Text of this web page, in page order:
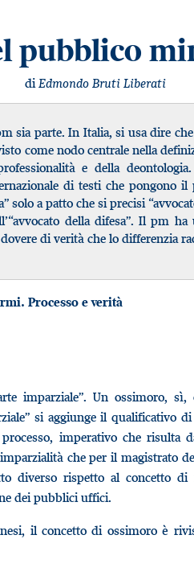
pubblico
diEdmondo Bruti Liberati
sia parte. In Italia, si usa dire
come nodo centrale nella
e della
di testi che pongono
solo a patto che si precisi
della difesa”. Il pm
di verità che lo differenzia
Processo e verità
imparziale”. Un ossimoro, sì,
si aggiunge il qualificativo
imperativo che risulta
che per il magistrato
diverso rispetto al concetto di
dei pubblici uffici.
il concetto di ossimoro è